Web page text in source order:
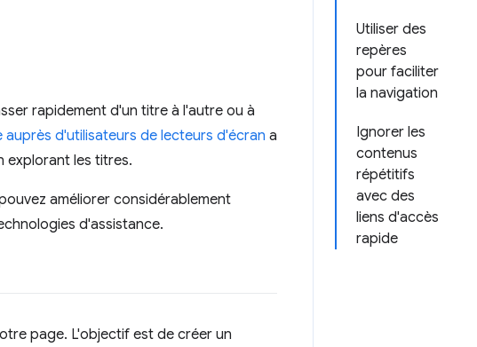
Utiliser des
repères
pour faciliter
la navigation
Ignorer les
contenus
répétitifs
avec des
liens d'accès
rapide
rapidement d'un titre à l'autre ou à
auprès d'utilisateurs de lecteurs d'écran a
explorant les titres.
améliorer considérablement
d'assistance.
page. L'objectif est de créer un